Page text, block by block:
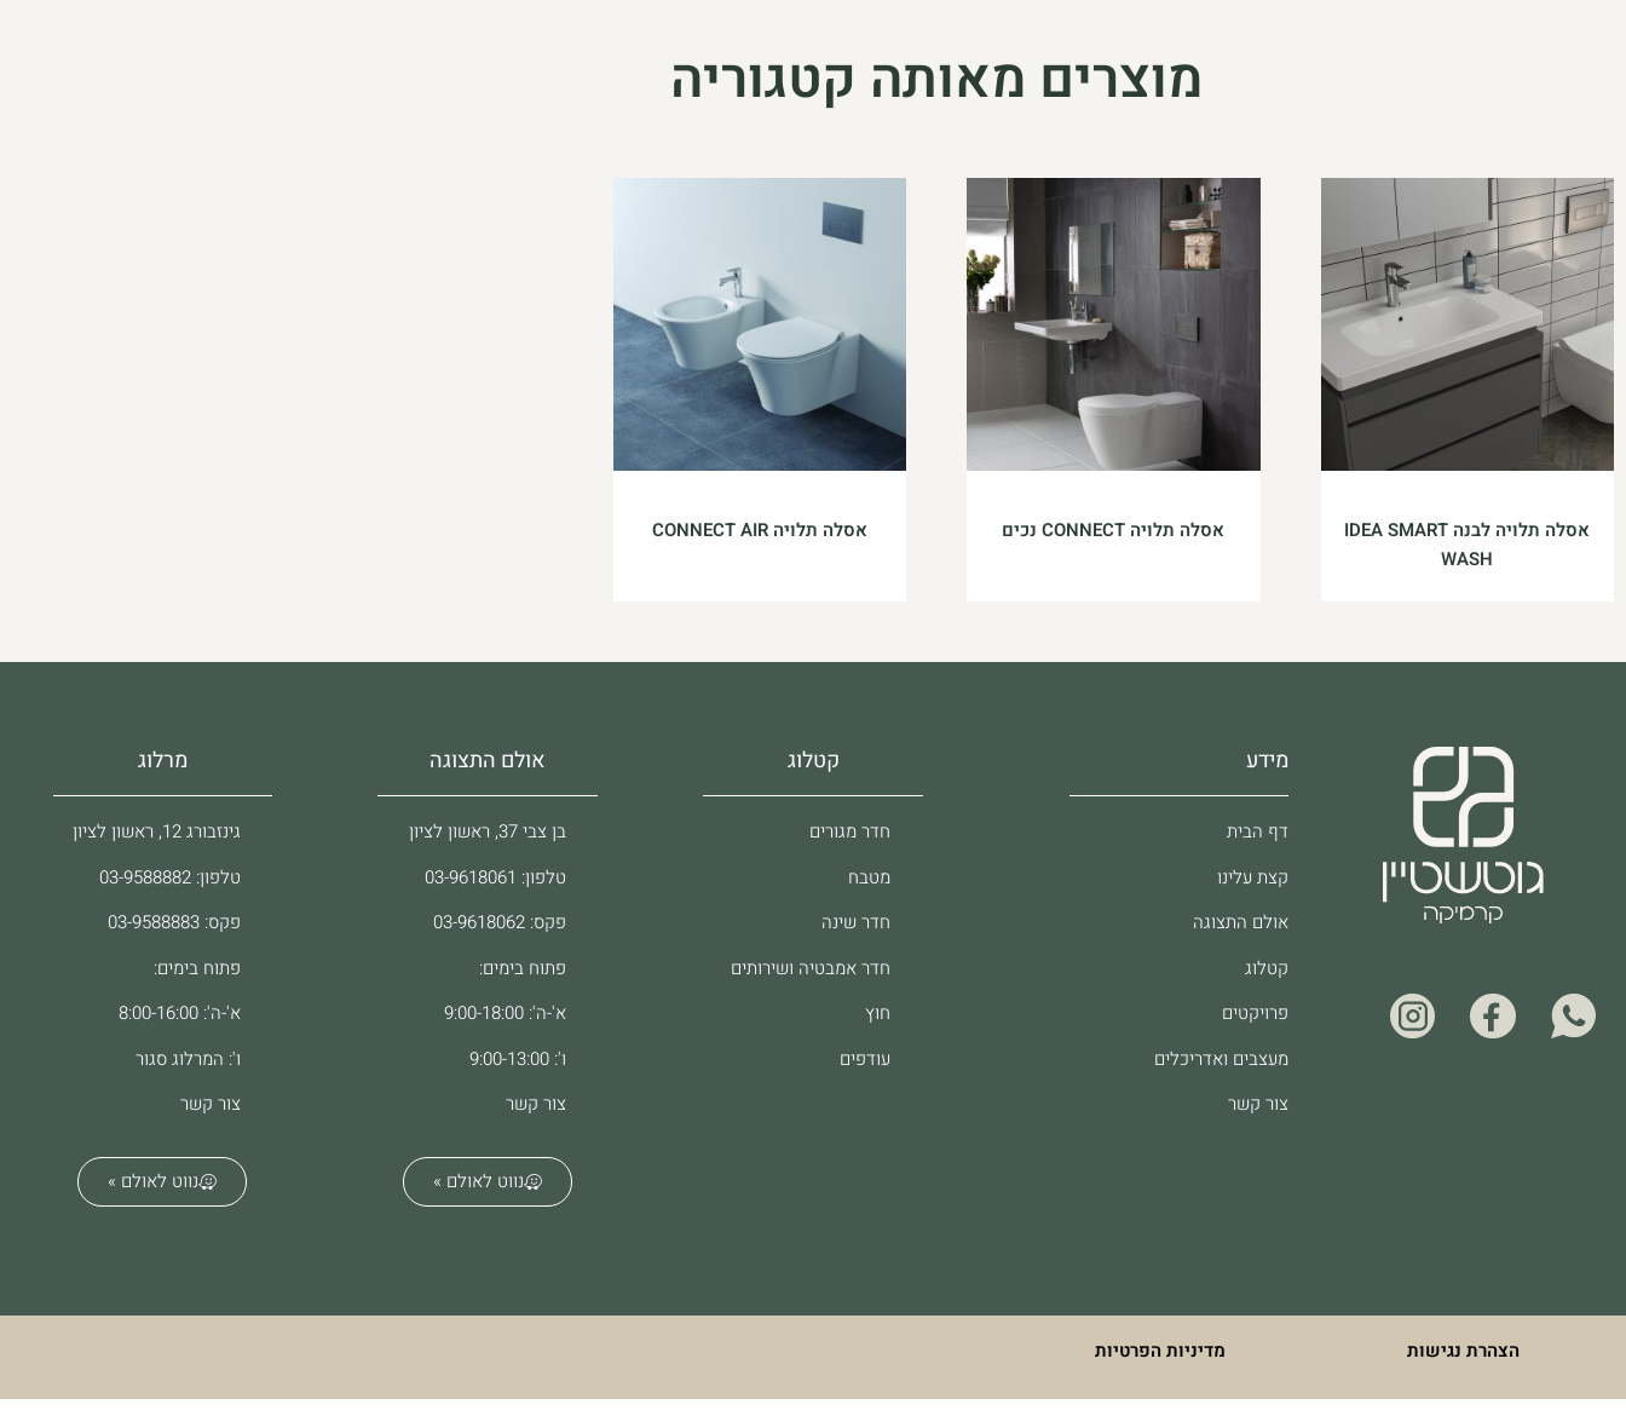
מוצרים מאותה קטגוריה
אסלה תלויה לבנה IDEA SMART
WASH
אסלה תלויה CONNECT נכים אסלה תלויה CONNECT AIR
מידע
דף הבית
קצת עלינו
אולם התצוגה
קטלוג
פרויקטים
מעצבים ואדריכלים
צור קשר
קטלוג
חדר מגורים
מטבח
חדר שינה
חדר אמבטיה ושירותים
חוץ
עודפים
אולם התצוגה
בן צבי 37, ראשון לציון
טלפון: 03-9618061
פקס: 03-9618062
פתוח בימים:
א'-ה': 9:00-18:00
ו': 9:00-13:00
צור קשר
נווט לאולם »
מרלוג
גינזבורג 12, ראשון לציון
טלפון: 03-9588882
פקס: 03-9588883
פתוח בימים:
א'-ה': 8:00-16:00
ו': המרלוג סגור
צור קשר
נווט לאולם »
הצהרת נגישות מדיניות הפרטיות